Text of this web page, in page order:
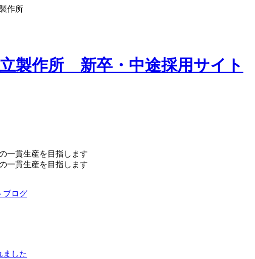
作所
製作所 新卒・中途採用サイト
ブログ
した